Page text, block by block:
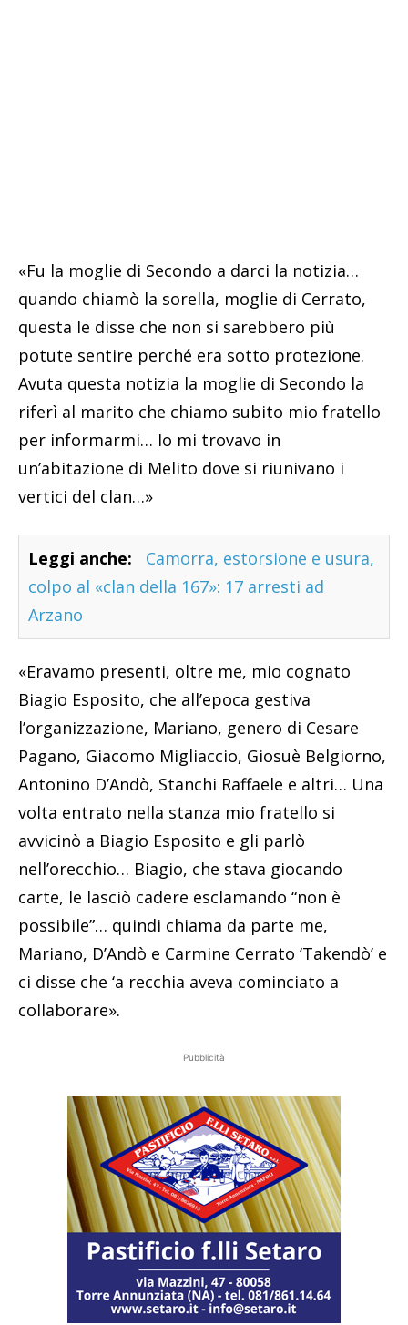
«Fu la moglie di Secondo a darci la notizia…
quando chiamò la sorella, moglie di Cerrato,
questa le disse che non si sarebbero più
potute sentire perché era sotto protezione.
Avuta questa notizia la moglie di Secondo la
riferì al marito che chiamo subito mio fratello
per informarmi… Io mi trovavo in
un’abitazione di Melito dove si riunivano i
vertici del clan…»
Leggi anche:
Camorra, estorsione e usura,
colpo al «clan della 167»: 17 arresti ad
Arzano
«Eravamo presenti, oltre me, mio cognato
Biagio Esposito, che all’epoca gestiva
l’organizzazione, Mariano, genero di Cesare
Pagano, Giacomo Migliaccio, Giosuè Belgiorno,
Antonino D’Andò, Stanchi Raffaele e altri… Una
volta entrato nella stanza mio fratello si
avvicinò a Biagio Esposito e gli parlò
nell’orecchio… Biagio, che stava giocando
carte, le lasciò cadere esclamando “non è
possibile”… quindi chiama da parte me,
Mariano, D’Andò e Carmine Cerrato ‘Takendò’ e
ci disse che ‘a recchia aveva cominciato a
collaborare».
Pubblicità